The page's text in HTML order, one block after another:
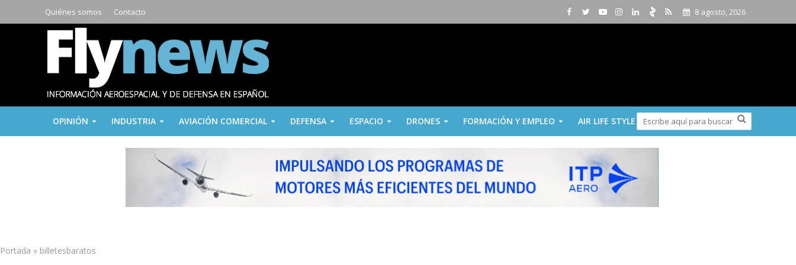
Quiénes somos Contacto 8 agosto, 2026
OPINIÓN INDUSTRIA AVIACIÓN COMERCIAL DEFENSA ESPACIO DRONES FORMACIÓN Y EMPLEO AIR LIFE STYLE
Portada » billetesbaratos